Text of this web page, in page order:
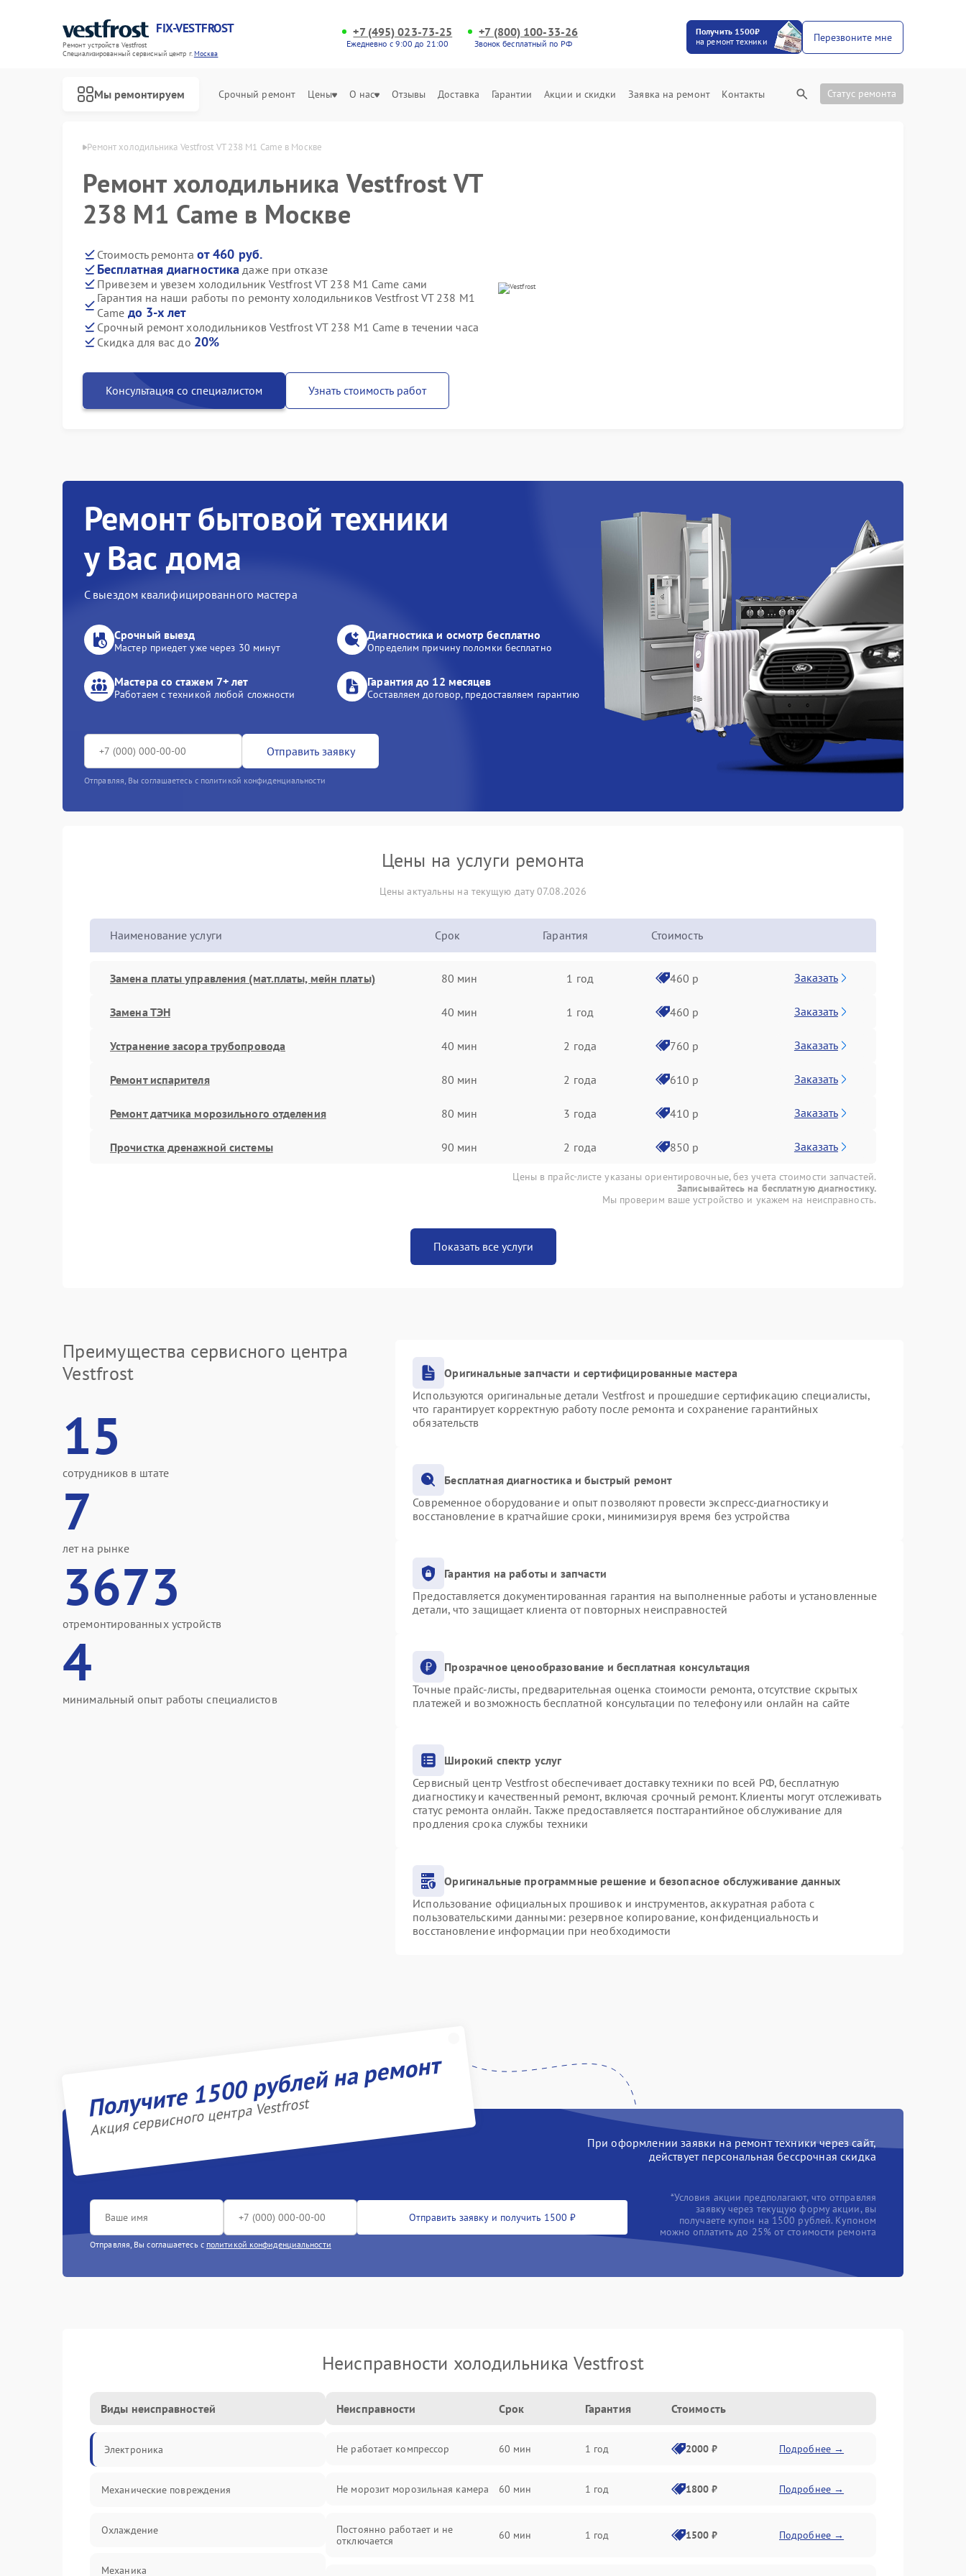
FIX-VESTFROST
Ремонт устройств Vestfrost
Специализированный cервисный центр г.Москва
+7 (495) 023-73-25
Ежедневно с 9:00 до 21:00
+7 (800) 100-33-26
Звонок бесплатный по РФ
Получить 1500₽
на ремонт техники
Перезвоните мне
Мы ремонтируем Срочный ремонт Цены О нас Отзывы Доставка Гарантии Акции и скидки Заявка на ремонт Контакты Статус ремонта
Ремонт холодильника Vestfrost VT 238 M1 Came в Москве
Ремонт холодильника Vestfrost VT
238 M1 Came в Москве
Стоимость ремонта от 460 руб.
Бесплатная диагностика даже при отказе
Привезем и увезем холодильник Vestfrost VT 238 M1 Came сами
Гарантия на наши работы по ремонту холодильников Vestfrost VT 238 M1
Came до 3-х лет
Срочный ремонт холодильников Vestfrost VT 238 M1 Came в течении часа
Скидка для вас до 20%
Консультация со специалистом Узнать стоимость работ
Ремонт бытовой техники
у Вас дома
С выездом квалифицированного мастера
Срочный выезд
Мастер приедет уже через 30 минут
Диагностика и осмотр бесплатно
Определим причину поломки бесплатно
Мастера со стажем 7+ лет
Работаем с техникой любой сложности
Гарантия до 12 месяцев
Составляем договор, предоставляем гарантию
Отправить заявку
Отправляя, Вы соглашаетесь с политикой конфиденциальности
Цены на услуги ремонта
Цены актуальны на текущую дату 07.08.2026
Наименование услуги Срок Гарантия Стоимость
Замена платы управления (мат.платы, мейн платы) 80 мин 1 год 460 р Заказать
Замена ТЭН 40 мин 1 год 460 р Заказать
Устранение засора трубопровода 40 мин 2 года 760 р Заказать
Ремонт испарителя 80 мин 2 года 610 р Заказать
Ремонт датчика морозильного отделения 80 мин 3 года 410 р Заказать
Прочистка дренажной системы 90 мин 2 года 850 р Заказать
Цены в прайс-листе указаны ориентировочные, без учета стоимости запчастей.
Записывайтесь на бесплатную диагностику.
Мы проверим ваше устройство и укажем на неисправность.
Показать все услуги
Преимущества сервисного центра
Vestfrost
15
сотрудников в штате
7
лет на рынке
3673
отремонтированных устройств
4
минимальный опыт работы специалистов
Оригинальные запчасти и сертифицированные мастера
Используются оригинальные детали Vestfrost и прошедшие сертификацию специалисты,
что гарантирует корректную работу после ремонта и сохранение гарантийных
обязательств
Бесплатная диагностика и быстрый ремонт
Современное оборудование и опыт позволяют провести экспресс-диагностику и
восстановление в кратчайшие сроки, минимизируя время без устройства
Гарантия на работы и запчасти
Предоставляется документированная гарантия на выполненные работы и установленные
детали, что защищает клиента от повторных неисправностей
Прозрачное ценообразование и бесплатная консультация
Точные прайс-листы, предварительная оценка стоимости ремонта, отсутствие скрытых
платежей и возможность бесплатной консультации по телефону или онлайн на сайте
Широкий спектр услуг
Сервисный центр Vestfrost обеспечивает доставку техники по всей РФ, бесплатную
диагностику и качественный ремонт, включая срочный ремонт. Клиенты могут отслеживать
статус ремонта онлайн. Также предоставляется постгарантийное обслуживание для
продления срока службы техники
Оригинальные программные решение и безопасное обслуживание данных
Использование официальных прошивок и инструментов, аккуратная работа с
пользовательскими данными: резервное копирование, конфиденциальность и
восстановление информации при необходимости
Получите 1500 рублей на ремонт
Акция сервисного центра Vestfrost
При оформлении заявки на ремонт техники через сайт,
действует персональная бессрочная скидка
Отправить заявку и получить 1500 ₽
Отправляя, Вы соглашаетесь с политикой конфиденциальности
*Условия акции предполагают, что отправляя
заявку через текущую форму акции, вы
получаете купон на 1500 рублей. Купоном
можно оплатить до 25% от стоимости ремонта
Неисправности холодильника Vestfrost
Виды неисправностей
Электроника
Механические повреждения
Охлаждение
Механика
Неисправности Срок Гарантия Стоимость
Не работает компрессор 60 мин 1 год 2000 ₽ Подробнее →
Не морозит морозильная камера 60 мин 1 год 1800 ₽ Подробнее →
Постоянно работает и не
отключается
60 мин 1 год 1500 ₽ Подробнее →